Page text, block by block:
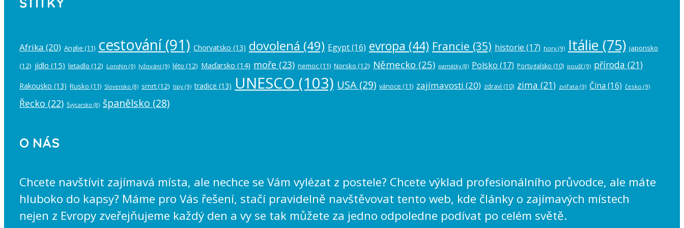
Afrika (20) Anglie (11) cestování(91) Chorvatsko (13) dovolená (49) Egypt(16) evropa (44) Francie (35) historie (17) hory (9) Itálie (75) japonsko
(12) jídlo (15) letadlo (12) Londýn (9) lyžování (9) léto (12) Maďarsko (14) moře (23) nemoc(11) Norsko (12) Německo (25) památky(8) Polsko (17) Portugalsko (10) poušť(9) příroda (21)
Rakousko (13) Rusko (11) Slovensko (8) smrt(12) tipy (9) tradice (13) UNESCO (103) USA (29) vánoce (11) zajímavosti (20) zdraví (10) zima (21) zvířata (9) Čína (16) česko (9)
Řecko (22) Švýcarsko (8) španělsko (28)
O NÁS
Chcete navštívit zajímavá místa, ale nechce se Vám vylézat z postele? Chcete výklad profesionálního průvodce, ale máte
hluboko do kapsy? Máme pro Vás řešení, stačí pravidelně navštěvovat tento web, kde články o zajímavých místech
nejen z Evropy zveřejňujeme každý den a vy se tak můžete za jedno odpoledne podívat po celém světě.